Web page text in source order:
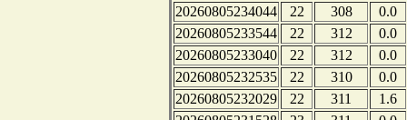
20260805234044
22 308
0.0
20260805233544
22 312
0.0
20260805233040
22 312
0.0
20260805232535
22 310
0.0
20260805232029
22 311
1.6